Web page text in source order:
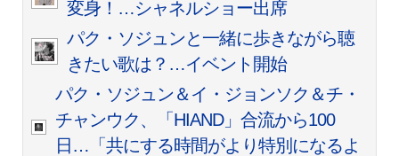
変身！…シャネルショー出席
パク・ソジュンと一緒に歩きながら聴
きたい歌は？…イベント開始
パク・ソジュン＆イ・ジョンソク＆チ・
チャンウク、「HIAND」合流から100
日…「共にする時間がより特別になるよ